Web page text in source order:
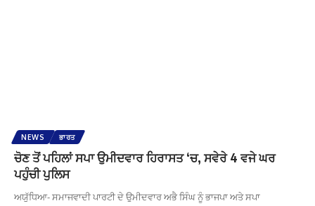
NEWS ਭਾਰਤ
ਚੋਣ ਤੋਂ ਪਹਿਲਾਂ ਸਪਾ ਉਮੀਦਵਾਰ ਹਿਰਾਸਤ ‘ਚ, ਸਵੇਰੇ 4 ਵਜੇ ਘਰ
ਪਹੁੰਚੀ ਪੁਲਿਸ
ਅਯੁੱਧਿਆ- ਸਮਾਜਵਾਦੀ ਪਾਰਟੀ ਦੇ ਉਮੀਦਵਾਰ ਅਭੈ ਸਿੰਘ ਨੂੰ ਭਾਜਪਾ ਅਤੇ ਸਪਾ